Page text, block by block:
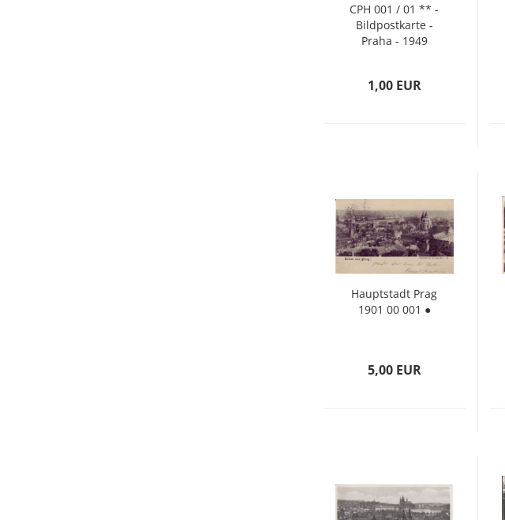
CPH 001 / 01 ** -
Bild­post­kar­te -
Praha - 1949
1,00 EUR
Haupt­stadt Prag
1901 00 001 ●
5,00 EUR